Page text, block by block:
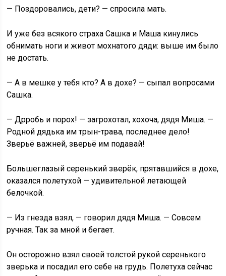
— Поздоровались, дети? — спросила мать.
И уже без всякого страха Сашка и Маша кинулись
обнимать ноги и живот мохнатого дяди: выше им было
не достать.
— А в мешке у тебя кто? А в дохе? — сыпал вопросами
Сашка.
— Дрробь и порох! — загрохотал, хохоча, дядя Миша. —
Родной дядька им трын-трава, последнее дело!
Зверьё важней, зверьё им подавай!
Большеглазый серенький зверёк, прятавшийся в дохе,
оказался полетухой — удивительной летающей
белочкой.
— Из гнезда взял, — говорил дядя Миша. — Совсем
ручная. Так за мной и бегает.
Он осторожно взял своей толстой рукой серенького
зверька и посадил его себе на грудь. Полетуха сейчас